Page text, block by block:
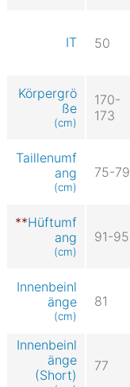
IT 50
Körpergrö
ße
(cm)
170-
173
Taillenumf
ang
(cm)
75-79
Hüftumf
ang
(cm)
91-95
Innenbeinl
änge
(cm)
81
Innenbeinl
änge
(Short)
77